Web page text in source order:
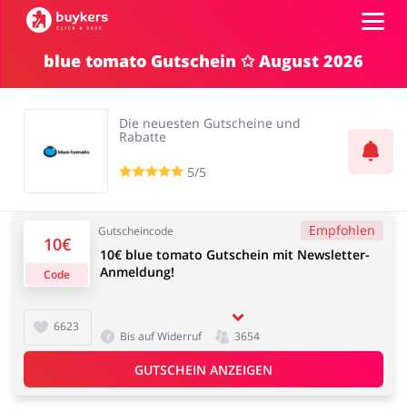
Kategorien
GUTSCHEIN EINFÜGEN
blue tomato Gutschein ✩ August 2026
Die neuesten Gutscheine und
Rabatte
5/5
10€
Code
Gutscheincode Empfohlen
6623
10€ blue tomato Gutschein mit Newsletter-
Anmeldung!
Bis auf Widerruf 3654
GUTSCHEIN ANZEIGEN